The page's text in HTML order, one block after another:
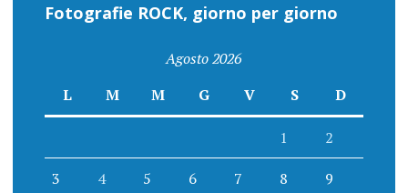
Fotografie ROCK, giorno per giorno
Agosto 2026
L
M M G V S D
1 2
3 4 5 6 7 8 9